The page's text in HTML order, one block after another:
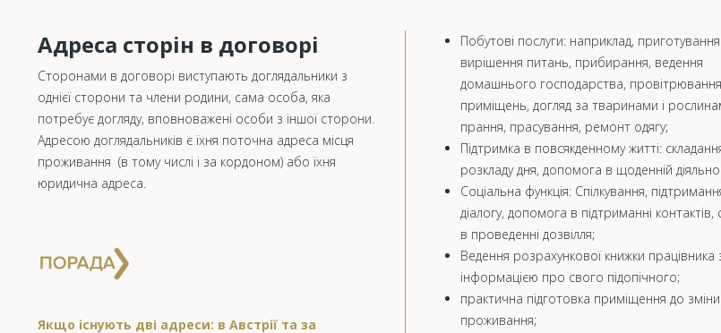
Адреса сторін в договорі
Сторонами в договорі виступають доглядальники з
однієї сторони та члени родини, сама особа, яка
потребує догляду, вповноважені особи з іншої сторони.
Адресою доглядальників є їхня поточна адреса місця
проживання (в тому числі і за кордоном) або їхня
юридична адреса.
Якщо існують дві адреси: в Австрії та за
Побутові послуги: наприклад, приготування
вирішення питань, прибирання, ведення
домашнього господарства, провітрювання
приміщень, догляд за тваринами і
прання, прасування, ремонт одягу;
Підтримка в повсякденному житті:
розкладу дня, допомога в щоденній
Соціальна функція: Спілкування,
діалогу, допомога в підтриманні контактів,
в проведенні дозвілля;
Ведення розрахункової книжки працівника
інформацією про свого підопічного;
практична підготовка приміщення до зміни
проживання;